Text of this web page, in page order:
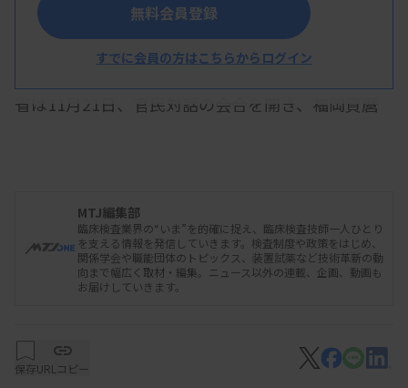
臨薬協の納富理事らが出席した
省は11月21日、官民対話の会合を開き、福岡資麿
らが出席し、体外診断用医薬品（IVD）のイノベー
ションを診療報酬で評価する仕組みなど3点の実現
を求めた。
要望は、米国医療機器・IVD工業会のIVD委員会、
欧州ビジネス協会の医療機器・IVD委員会との3団体
無料会員登録
すでに会員の方はこちらからログイン
MTJ編集部
臨床検査業界の“いま”を的確に捉え、臨床検査技師一人ひとり
を支える情報を発信していきます。検査制度や政策をはじめ、
関係学会や職能団体のトピックス、装置試薬など技術革新の動
向まで幅広く取材・編集。ニュース以外の連載、企画、動画も
お届けしていきます。
保存URLコピー